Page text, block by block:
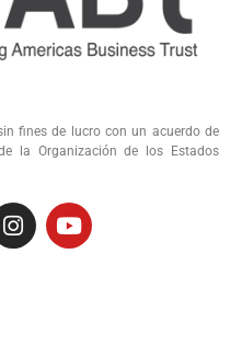
fines de lucro con un acuerdo de
la Organización de los Estados